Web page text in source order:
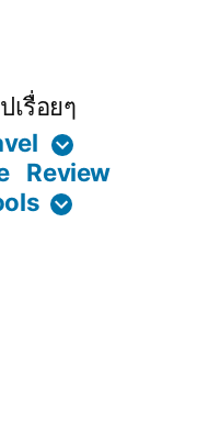
เรื่อยๆ
Review